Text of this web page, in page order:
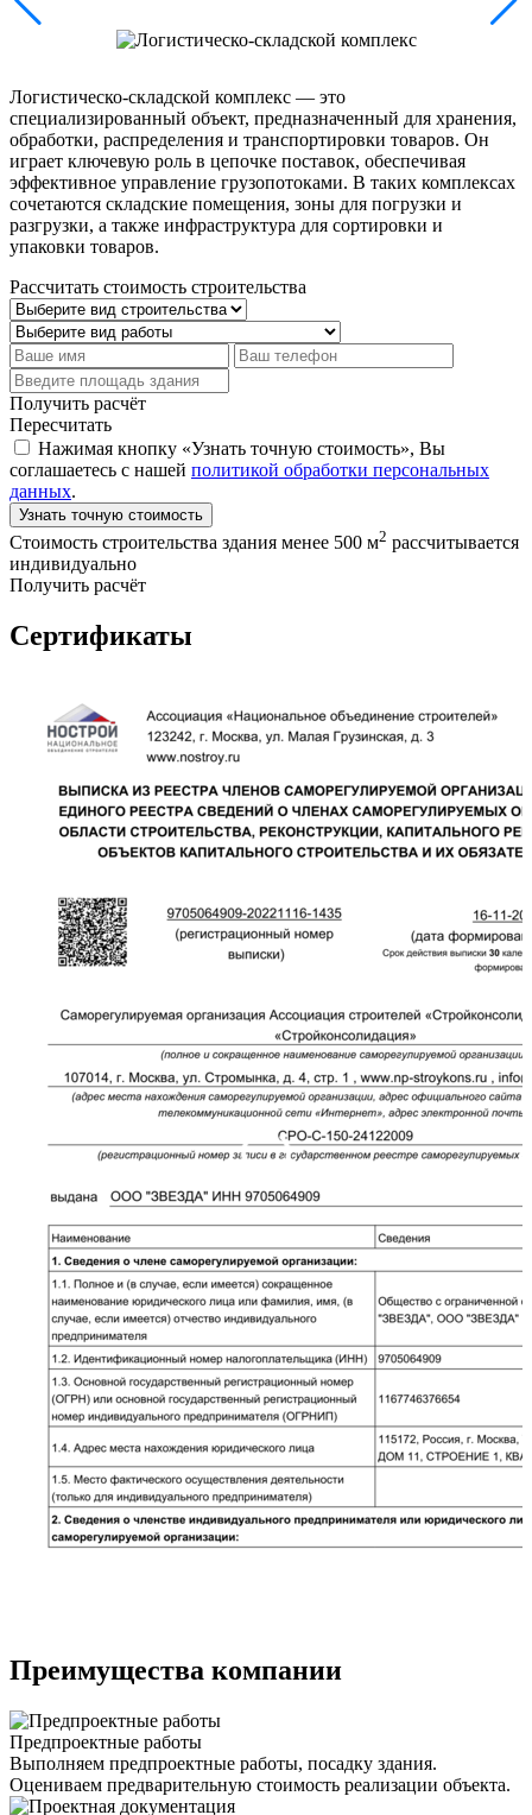
Логистическо-складской комплекс — это
специализированный объект, предназначенный для хранения,
обработки, распределения и транспортировки товаров. Он
играет ключевую роль в цепочке поставок, обеспечивая
эффективное управление грузопотоками. В таких комплексах
сочетаются складские помещения, зоны для погрузки и
разгрузки, а также инфраструктура для сортировки и
упаковки товаров.
Рассчитать стоимость строительства
Получить расчёт
Пересчитать
Нажимая кнопку «Узнать точную стоимость», Вы
соглашаетесь с нашей политикой обработки персональных
данных.
Узнать точную стоимость
Стоимость строительства здания менее 500 м2 рассчитывается
индивидуально
Получить расчёт
Сертификаты
Преимущества компании
Предпроектные работы
Выполняем предпроектные работы, посадку здания.
Оцениваем предварительную стоимость реализации объекта.